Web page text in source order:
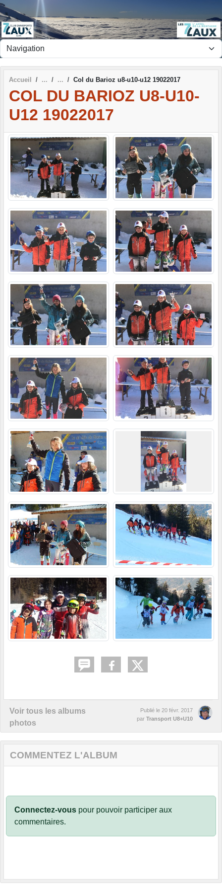
Accueil Col du Barioz u8-u10-u12 19022017
COL DU BARIOZ U8-U10-
U12 19022017
Voir tous les albums
photos
Publié le 20 févr. 2017
par Transport U8+U10
COMMENTEZ L'ALBUM
Connectez-vous pour pouvoir participer aux
commentaires.
Panneau de gestion des cookies